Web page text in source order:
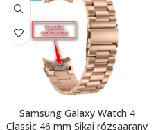
Samsung Galaxy Watch 4
Classic 46 mm Sikai rózsaarany